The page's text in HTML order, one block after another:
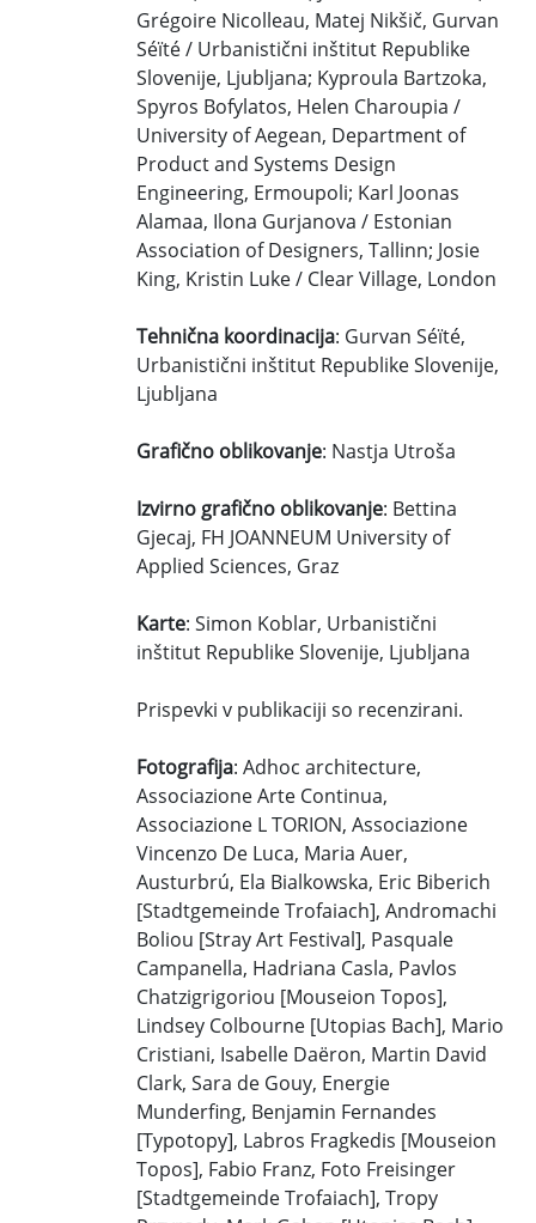
Grégoire Nicolleau, Matej Nikšič, Gurvan
Séïté / Urbanistični inštitut Republike
Slovenije, Ljubljana; Kyproula Bartzoka,
Spyros Bofylatos, Helen Charoupia /
University of Aegean, Department of
Product and Systems Design
Engineering, Ermoupoli; Karl Joonas
Alamaa, Ilona Gurjanova / Estonian
Association of Designers, Tallinn; Josie
King, Kristin Luke / Clear Village, London
Tehnična koordinacija: Gurvan Séïté,
Urbanistični inštitut Republike Slovenije,
Ljubljana
Grafično oblikovanje: Nastja Utroša
Izvirno grafično oblikovanje: Bettina
Gjecaj, FH JOANNEUM University of
Applied Sciences, Graz
Karte: Simon Koblar, Urbanistični
inštitut Republike Slovenije, Ljubljana
Prispevki v publikaciji so recenzirani.
Fotografija: Adhoc architecture,
Associazione Arte Continua,
Associazione L TORION, Associazione
Vincenzo De Luca, Maria Auer,
Austurbrú, Ela Bialkowska, Eric Biberich
[Stadtgemeinde Trofaiach], Andromachi
Boliou [Stray Art Festival], Pasquale
Campanella, Hadriana Casla, Pavlos
Chatzigrigoriou [Mouseion Topos],
Lindsey Colbourne [Utopias Bach], Mario
Cristiani, Isabelle Daëron, Martin David
Clark, Sara de Gouy, Energie
Munderfing, Benjamin Fernandes
[Typotopy], Labros Fragkedis [Mouseion
Topos], Fabio Franz, Foto Freisinger
[Stadtgemeinde Trofaiach], Tropy